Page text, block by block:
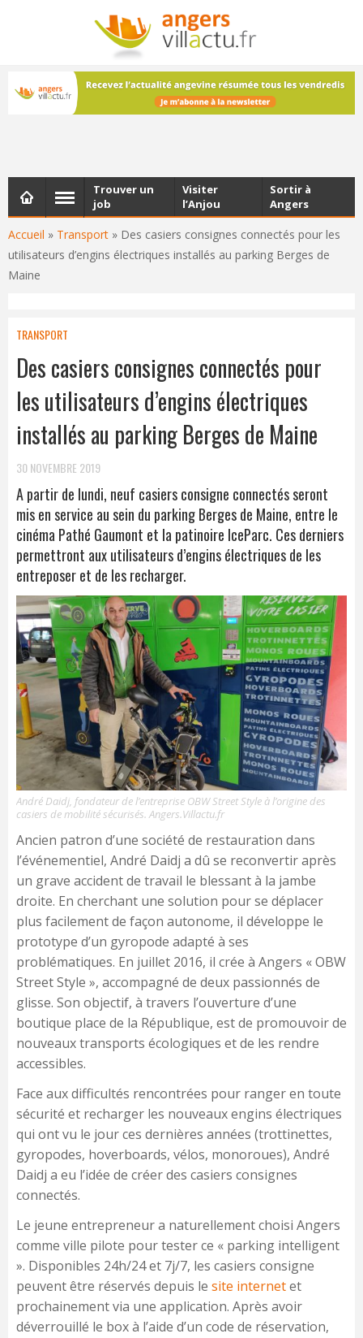
NEWSLETTER
Les dernières actualités d'Angers, chaque vendredi dans
votre boîte e-mail
Accueil » Transport » Des casiers consignes connectés pour les
utilisateurs d’engins électriques installés au parking Berges de
Maine
Trouver un
job
Visiter
l’Anjou
Sortir à
Angers
TRANSPORT
Des casiers consignes connectés pour
les utilisateurs d’engins électriques
installés au parking Berges de Maine
30 NOVEMBRE 2019
A partir de lundi, neuf casiers consigne connectés seront
mis en service au sein du parking Berges de Maine, entre le
cinéma Pathé Gaumont et la patinoire IceParc. Ces derniers
permettront aux utilisateurs d’engins électriques de les
entreposer et de les recharger.
André Daidj, fondateur de l’entreprise OBW Street Style à l’origine des
casiers de mobilité sécurisés. Angers.Villactu.fr
Ancien patron d’une société de restauration dans
l’événementiel, André Daidj a dû se reconvertir après
un grave accident de travail le blessant à la jambe
droite. En cherchant une solution pour se déplacer
plus facilement de façon autonome, il développe le
prototype d’un gyropode adapté à ses
problématiques. En juillet 2016, il crée à Angers « OBW
Street Style », accompagné de deux passionnés de
glisse. Son objectif, à travers l’ouverture d’une
boutique place de la République, est de promouvoir de
nouveaux transports écologiques et de les rendre
accessibles.
Face aux difficultés rencontrées pour ranger en toute
sécurité et recharger les nouveaux engins électriques
qui ont vu le jour ces dernières années (trottinettes,
gyropodes, hoverboards, vélos, monoroues), André
Daidj a eu l’idée de créer des casiers consignes
connectés.
Le jeune entrepreneur a naturellement choisi Angers
comme ville pilote pour tester ce « parking intelligent
». Disponibles 24h/24 et 7j/7, les casiers consigne
peuvent être réservés depuis le site internetet
prochainement via une application. Après avoir
déverrouillé le box à l’aide d’un code de réservation,